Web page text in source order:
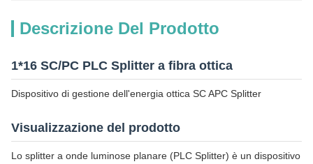
Descrizione Del Prodotto
1*16 SC/PC PLC Splitter a fibra ottica
Dispositivo di gestione dell'energia ottica SC APC Splitter
Visualizzazione del prodotto
Lo splitter a onde luminose planare (PLC Splitter) è un dispositivo